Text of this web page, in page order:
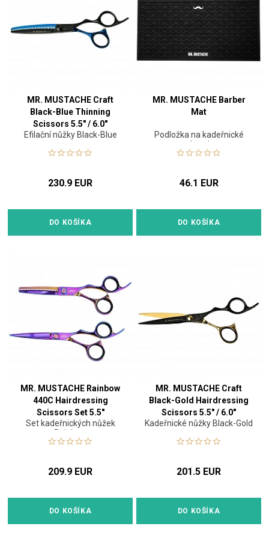
MR. MUSTACHE Craft
Black-Blue Thinning
Scissors 5.5" / 6.0"
Efilační nůžky Black-Blue
230.9 EUR
DO KOŠÍKA
MR. MUSTACHE Barber
Mat
Podložka na kadeřnické
nástroje
46.1 EUR
DO KOŠÍKA
MR. MUSTACHE Rainbow
440C Hairdressing
Scissors Set 5.5"
Set kadeřnických nůžek
Rainbow
209.9 EUR
DO KOŠÍKA
MR. MUSTACHE Craft
Black-Gold Hairdressing
Scissors 5.5" / 6.0"
Kadeřnické nůžky Black-Gold
201.5 EUR
DO KOŠÍKA